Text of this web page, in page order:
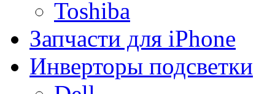
Toshiba
Запчасти для iPhone
Инверторы подсветки